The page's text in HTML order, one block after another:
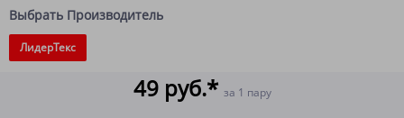
Выбрать Производитель
ЛидерТекс
49 руб.* за 1 пару